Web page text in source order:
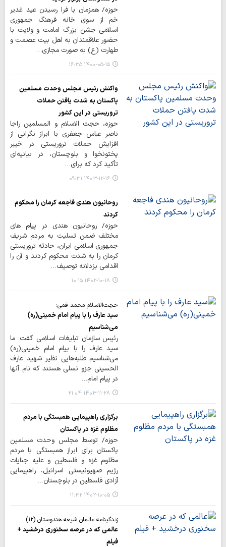
حوزه/ همزمان با فرا رسیدن عید غدیر
خم از سوی خانه فرهنگ جمهوری
اسلامی جشن بزرگ امامت و ولایت با
حضور علاقمندان به اهل بیت عصمت و
طهارت (ع) به صورت مجازی…
۱۴۰۰-۰۵-۱۵ ۱۶:۳۵
واکنش رئیس مجلس وحدت مسلمین
پاکستان به شدت یافتن حملات
تروریستی در این کشور
حوزه، حجت الاسلام و المسلمین راجا
ناصر عباس جعفری با ابراز نگرانی از
افزایش حملات تروریستی در خیبر
پختونخوا و بلوچستان، در بیانیه‌ای
تأکید کرد که برای…
۱۴۰۳-۱۲-۱۶ ۰۹:۳۱
روحانیون هندی فاجعه کرمان را محکوم
کردند
حوزه/ روحانیون هندی در پیام های
مختلف ضمن تسلیت به مردم شریف
جمهوری اسلامی ایران، حادثه تروریستی
کرمان را به شدت محکوم کردند و آن را
اقدامی بزدلانه توصیف…
۱۴۰۲-۱۰-۱۸ ۱۰:۱۵
حجت‌الاسلام محمد قمی:
سید عارف را با پیام امام خمینی(ره)
می‌شناسیم
رئیس سازمان تبلیغات اسلامی گفت: ما
سید عارف را با پیام امام خمینی(ره)
می‌شناسیم طلبه‌هایی نظیر شهید عارف
الحسینی جزو نسلی هستند که نام آنها
در پیام امام…
۱۴۰۳-۱۱-۲۸ ۲۱:۰۴
برگزاری راهپیمایی همبستگی با مردم
مظلوم غزه در پاکستان
حوزه/ توسط مجلس وحدت مسلمین
پاکستان برای ابراز همبستگی با مردم
مظلوم غزه و فلسطین و علیه جنایات
رژیم صهیونیستی اسرائیل، راهپیمایی
آزادی فلسطین در بلوچستان…
۱۴۰۲-۱۰-۰۵ ۱۱:۳۲
زندگینامه عالمان شیعه هندوستان (۱۲)
عالمی که در عرصه سخنوری درخشید +
فیلم